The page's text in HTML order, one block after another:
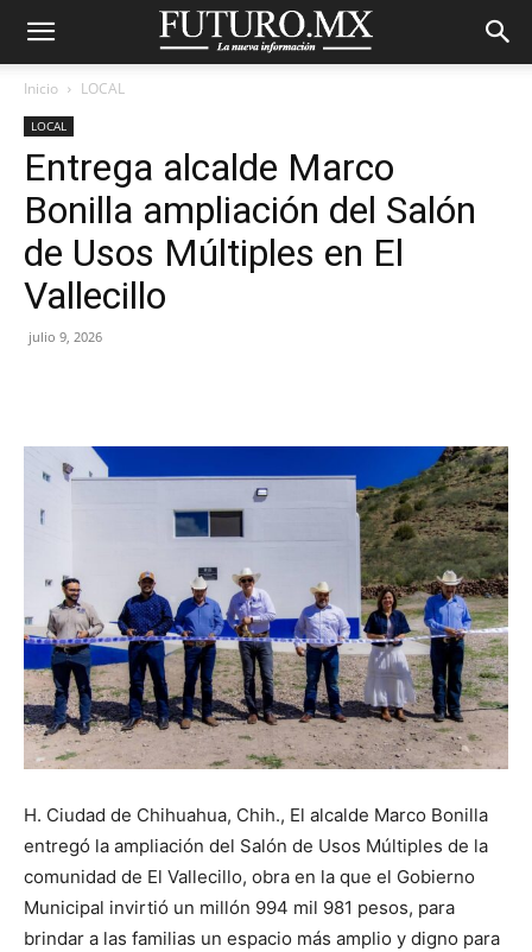
Inicio LOCAL
LOCAL
Entrega alcalde Marco
Bonilla ampliación del Salón
de Usos Múltiples en El
Vallecillo
julio 9, 2026
H. Ciudad de Chihuahua, Chih., El alcalde Marco Bonilla
entregó la ampliación del Salón de Usos Múltiples de la
comunidad de El Vallecillo, obra en la que el Gobierno
Municipal invirtió un millón 994 mil 981 pesos, para
brindar a las familias un espacio más amplio y digno para